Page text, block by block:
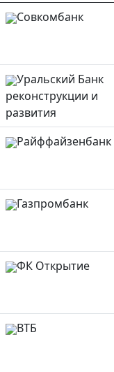
Совкомбанк
Уральский Банк
реконструкции и
развития
Райффайзенбанк
Газпромбанк
ФК Открытие
ВТБ